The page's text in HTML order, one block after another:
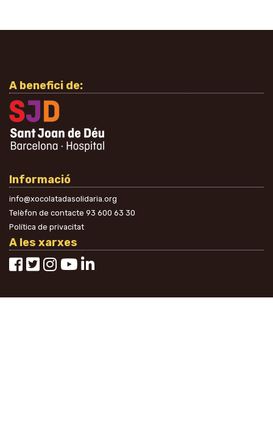
A benefici de:
Informació
info@xocolatadasolidaria.org
Telèfon de contacte 93 600 63 30
Política de privacitat
A les xarxes